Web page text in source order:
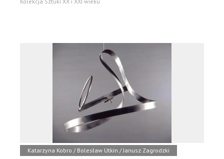
Katarzyna Kobro / Bolesław Utkin / Janusz Zagrodzki